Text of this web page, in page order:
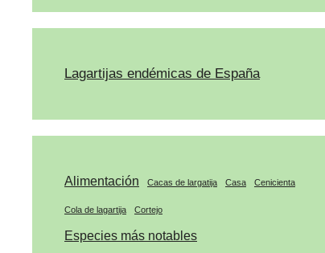
Lagartijas endémicas de España
Alimentación Cacas de largatija Casa Cenicienta
Cola de lagartija Cortejo
Especies más notables